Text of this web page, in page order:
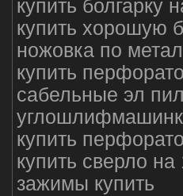
купить болгарку
купить хорошую
ножовка по
купить
сабельные эл
купить
купить сверло
зажимы купить